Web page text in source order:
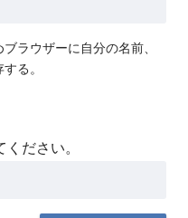
ラウザーに自分の名前、
る。
ださい。